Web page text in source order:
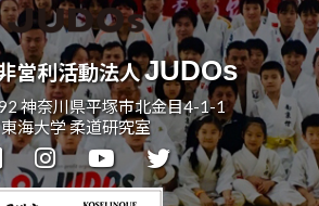
営利活動法人JUDOs
神奈川県平塚市北金目4-1-1
東海大学 柔道研究室